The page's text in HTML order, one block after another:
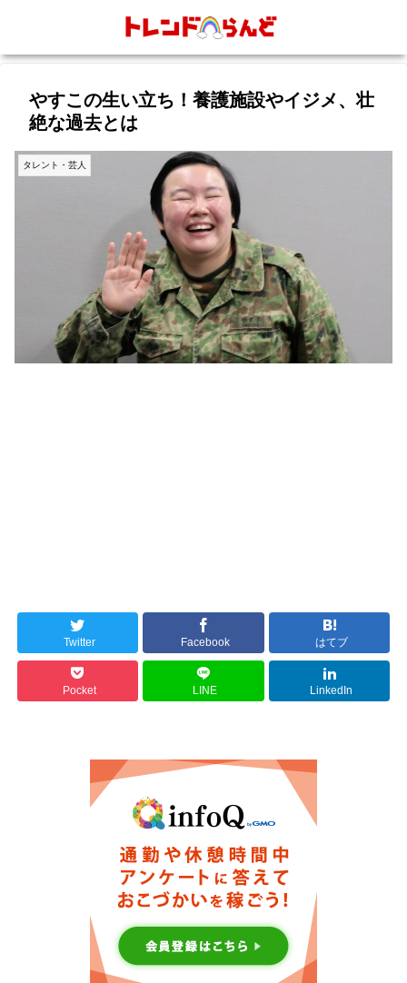
やすこの生い立ち！養護施設やイジメ、壮
絶な過去とは
タレント・芸人
Twitter Facebook はてブ
Pocket LINE LinkedIn